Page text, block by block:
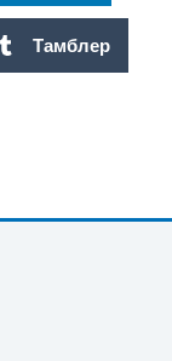
Тамблер